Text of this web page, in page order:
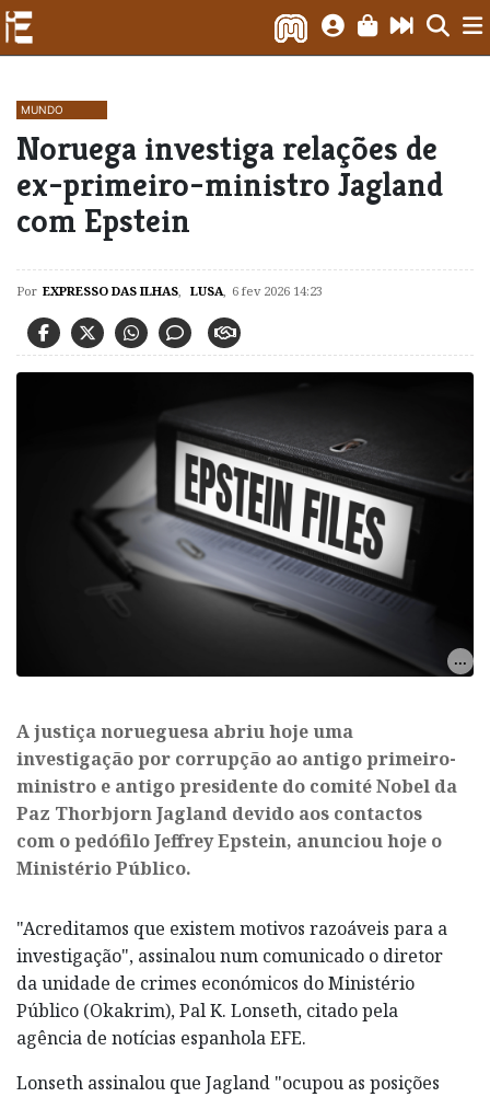
MUNDO
Noruega investiga relações de
ex-primeiro-ministro Jagland
com Epstein
Por EXPRESSO DAS ILHAS, LUSA, 6 fev 2026 14:23
A justiça norueguesa abriu hoje uma
investigação por corrupção ao antigo primeiro-
ministro e antigo presidente do comité Nobel da
Paz Thorbjorn Jagland devido aos contactos
com o pedófilo Jeffrey Epstein, anunciou hoje o
Ministério Público.
"Acreditamos que existem motivos razoáveis para a
investigação", assinalou num comunicado o diretor
da unidade de crimes económicos do Ministério
Público (Okakrim), Pal K. Lonseth, citado pela
agência de notícias espanhola EFE.
Lonseth assinalou que Jagland "ocupou as posições